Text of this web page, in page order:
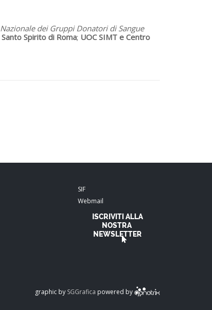
dei Gruppi Donatori di Sangue
Spirito di Roma; UOC SIMT e Centro
SIF
Webmail
ISCRIVITI ALLA
NOSTRA
NEWSLETTER
graphic by SGGrafica powered by